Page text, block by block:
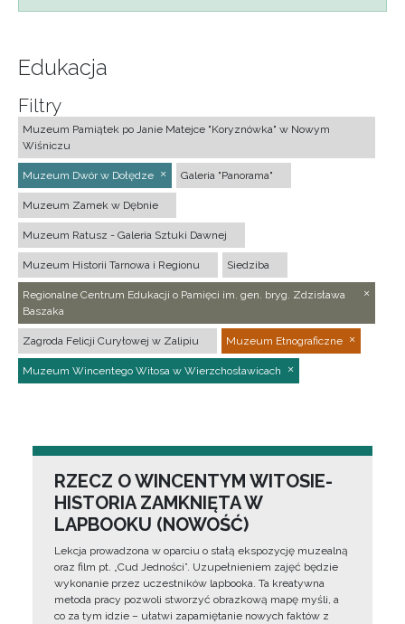
Edukacja
Filtry
Muzeum Pamiątek po Janie Matejce "Koryznówka" w Nowym
Wiśniczu
Muzeum Dwór w Dołędze Galeria "Panorama"
Muzeum Zamek w Dębnie
Muzeum Ratusz - Galeria Sztuki Dawnej
Muzeum Historii Tarnowa i Regionu Siedziba
Regionalne Centrum Edukacji o Pamięci im. gen. bryg. Zdzisława
Baszaka
Zagroda Felicji Curyłowej w Zalipiu Muzeum Etnograficzne
Muzeum Wincentego Witosa w Wierzchosławicach
RZECZ O WINCENTYM WITOSIE-
HISTORIA ZAMKNIĘTA W
LAPBOOKU (NOWOŚĆ)
Lekcja prowadzona w oparciu o stałą ekspozycję muzealną
oraz film pt. „Cud Jedności”. Uzupełnieniem zajęć będzie
wykonanie przez uczestników lapbooka. Ta kreatywna
metoda pracy pozwoli stworzyć obrazkową mapę myśli, a
co za tym idzie – ułatwi zapamiętanie nowych faktów z